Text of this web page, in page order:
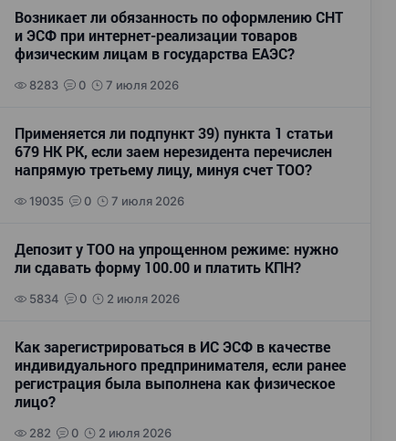
Возникает ли обязанность по оформлению СНТ
и ЭСФ при интернет-реализации товаров
физическим лицам в государства ЕАЭС?
8283 0 7 июля 2026
Применяется ли подпункт 39) пункта 1 статьи
679 НК РК, если заем нерезидента перечислен
напрямую третьему лицу, минуя счет ТОО?
19035 0 7 июля 2026
Депозит у ТОО на упрощенном режиме: нужно
ли сдавать форму 100.00 и платить КПН?
5834 0 2 июля 2026
Как зарегистрироваться в ИС ЭСФ в качестве
индивидуального предпринимателя, если ранее
регистрация была выполнена как физическое
лицо?
282 0 2 июля 2026